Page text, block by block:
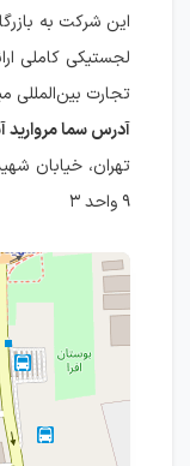
این شرکت به
لجستیکی کاملی
تجارت بین‌المللی
آدرس سما مروارید
تهران، خیابان
۹ واحد ۳